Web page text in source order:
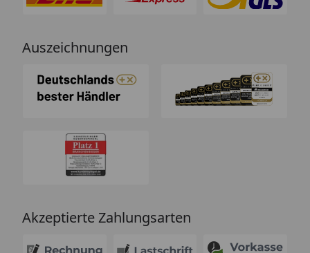
Auszeichnungen
Akzeptierte Zahlungsarten